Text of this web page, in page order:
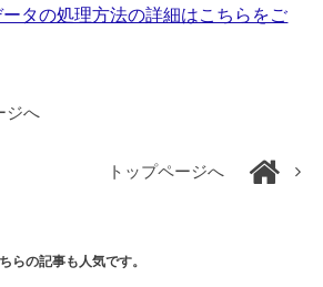
タの処理方法の詳細はこちらをご
ジへ
トップページへ
らの記事も人気です。